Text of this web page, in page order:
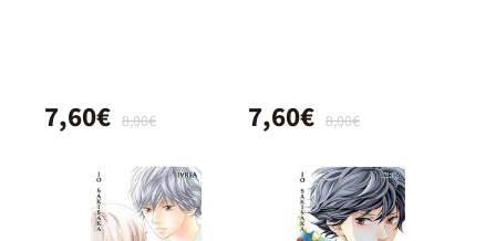
8,00€
7,60€ 8,00€
7,60€